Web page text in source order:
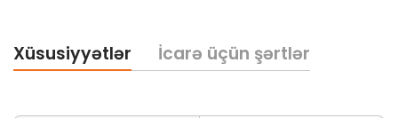
Xüsusiyyətlər İcarə üçün şərtlər